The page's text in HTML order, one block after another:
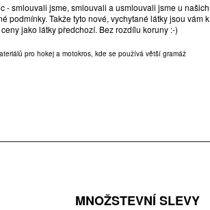
- smlouvali jsme, smlouvali a usmlouvali jsme u našich
podmínky. Takže tyto nové, vychytané látky jsou vám k
jako látky předchozí. Bez rozdílu koruny :-)
pro hokej a motokros, kde se používá větší gramáž
MNOŽSTEVNÍ SLEVY